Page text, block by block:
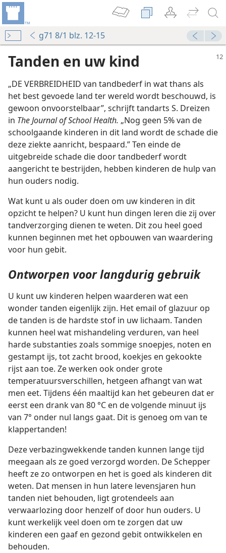
g71 8/1 blz. 12-15
Tanden en uw kind
„DE VERBREIDHEID van tandbederf in wat thans als
het best gevoede land ter wereld wordt beschouwd, is
gewoon onvoorstelbaar”, schrijft tandarts S. Dreizen
in The Journal of School Health. „Nog geen 5% van de
schoolgaande kinderen in dit land wordt de schade die
deze ziekte aanricht, bespaard.” Ten einde de
uitgebreide schade die door tandbederf wordt
aangericht te bestrijden, hebben kinderen de hulp van
hun ouders nodig.
Wat kunt u als ouder doen om uw kinderen in dit
opzicht te helpen? U kunt hun dingen leren die zij over
tandverzorging dienen te weten. Dit zou heel goed
kunnen beginnen met het opbouwen van waardering
voor hun gebit.
Ontworpen voor langdurig gebruik
U kunt uw kinderen helpen waarderen wat een
wonder tanden eigenlijk zijn. Het email of glazuur op
de tanden is de hardste stof in uw lichaam. Tanden
kunnen heel wat mishandeling verduren, van heel
harde substanties zoals sommige snoepjes, noten en
gestampt ijs, tot zacht brood, koekjes en gekookte
rijst aan toe. Ze werken ook onder grote
temperatuursverschillen, hetgeen afhangt van wat
men eet. Tijdens één maaltijd kan het gebeuren dat er
eerst een drank van 80 °C en de volgende minuut ijs
van 7° onder nul langs gaat. Dit is genoeg om van te
klappertanden!
Deze verbazingwekkende tanden kunnen lange tijd
meegaan als ze goed verzorgd worden. De Schepper
heeft ze zo ontworpen en het is goed als kinderen dit
weten. Dat mensen in hun latere levensjaren hun
tanden niet behouden, ligt grotendeels aan
verwaarlozing door henzelf of door hun ouders. U
kunt werkelijk veel doen om te zorgen dat uw
kinderen een gaaf en gezond gebit ontwikkelen en
behouden.